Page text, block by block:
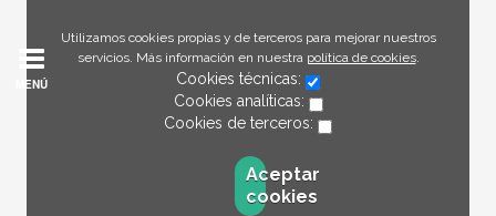
Utilizamos cookies propias y de terceros para mejorar nuestros
servicios. Más información en nuestra política de cookies.
Cookies técnicas:
Cookies analíticas:
Cookies de terceros:
Aceptar
cookies
MENÚ